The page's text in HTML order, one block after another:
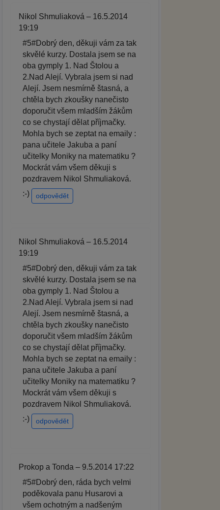
Nikol Shmuliaková – 16.5.2014
19:19
#5#Dobrý den, děkuji vám za tak
skvělé kurzy. Dostala jsem se na
oba gymply 1. Nad Štolou a
2.Nad Alejí. Vybrala jsem si nad
Alejí. Jsem nesmírně štasná, a
chtěla bych zkoušky nanečisto
doporučit všem mladším žákům
co se chystají dělat příjmačky.
Mohla bych se zeptat na emaily :
pana učitele Jakuba a paní
učitelky Moniky na matematiku ?
Mockrát vám všem děkuji s
pozdravem Nikol Shmuliaková.
:-)
odpovědět
Nikol Shmuliaková – 16.5.2014
19:19
#5#Dobrý den, děkuji vám za tak
skvělé kurzy. Dostala jsem se na
oba gymply 1. Nad Štolou a
2.Nad Alejí. Vybrala jsem si nad
Alejí. Jsem nesmírně štasná, a
chtěla bych zkoušky nanečisto
doporučit všem mladším žákům
co se chystají dělat příjmačky.
Mohla bych se zeptat na emaily :
pana učitele Jakuba a paní
učitelky Moniky na matematiku ?
Mockrát vám všem děkuji s
pozdravem Nikol Shmuliaková.
:-)
odpovědět
Prokop a Tonda – 9.5.2014 17:22
#5#Dobrý den, ráda bych velmi
poděkovala panu Husarovi a
všem ochotným a nadšeným